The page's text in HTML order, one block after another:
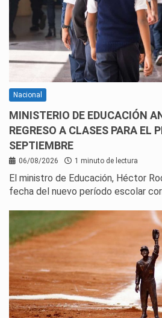
Nacional
MINISTERIO DE EDUCACIÓN
REGRESO A CLASES PARA EL
SEPTIEMBRE
06/08/2026 1 minuto de lectura
El ministro de Educación, Héctor
fecha del nuevo período escolar